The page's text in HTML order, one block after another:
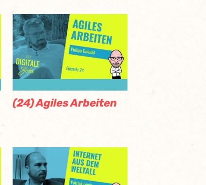
(24) Agiles Arbeiten